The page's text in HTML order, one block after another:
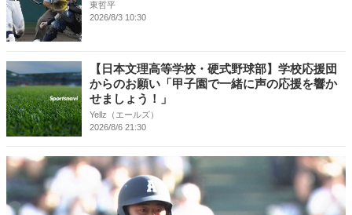
東哲平
2026/8/3 10:30
【日本文理高等学校・硬式野球部】学校応援団
からのお願い「甲子園で一緒に声の応援を響か
せましょう！」
Yellz（エールズ）
2026/8/6 21:30